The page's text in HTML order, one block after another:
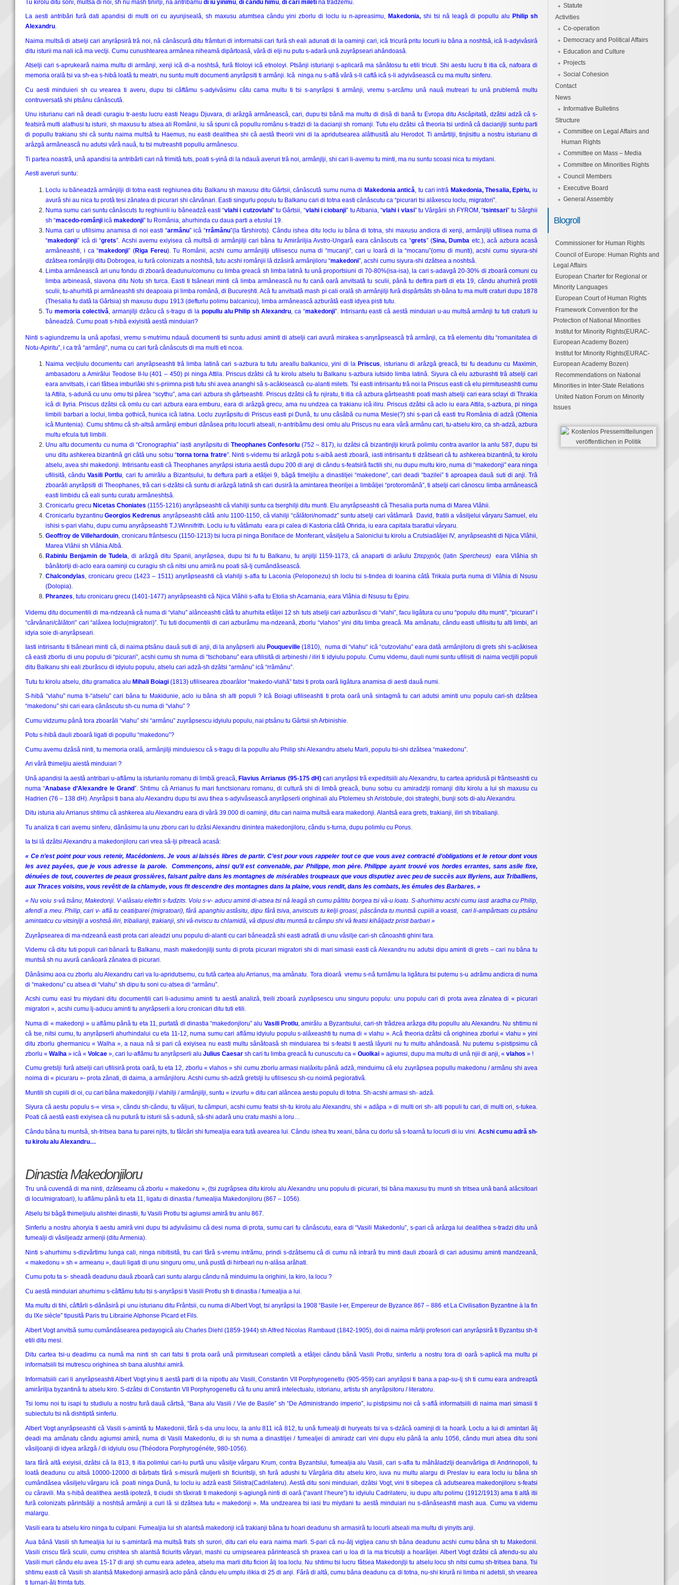
Tu kirolu ditu soni, multsâ di noi, sh nu mash tinirlji, nâ antribămudi iu yinimu,di cându himu,di cari mileti nâ trâdzemu.
La aesti antribări furâ dati apandisi di multi ori cu ayunjisealâ, sh maxusu atumtsea cându yini zborlu di loclu iu n-apreasimu, Makedonia,shi tsi nâ leagâ di popullu alu Philip sh
Alexandru.
Naima multsâ di atselji cari anyrâpsirâ trâ noi, nâ cânâscurâ ditu frâmturi di informatsii cari furâ sh eali adunati di la oaminji cari, icâ tricurâ pritu locurli iu bâna a noshtsâ, icâ li-adyivâsirâ
ditu isturii ma nali icâ ma veclji. Cumu cunushtearea armânea niheamâ dipârtoasâ, vârâ di elji nu putu s-adarâ unâ zuyrâpseari ahândoasâ.
Atselji cari s-aprukearâ naima multu di armânji, xenji icâ di-a noshtsâ, furâ filoloyi icâ etnoloyi. Ptsânji isturianji s-aplicarâ ma sânâtosu tu etili tricuti. Shi aestu lucru ti itia câ, nafoara di
memoria oralâ tsi va sh-ea s-hibâ loatâ tu meatri, nu suntu multi documenti anyrâpsiti ti armânji. Icâ ninga nu s-află vârâ s-li caftâ icâ s-li adyivâseascâ cu ma multu sinferu.
Cu aesti minduieri sh cu vrearea ti averu, dupu tsi câftămu s-adyivâsimu câtu cama multu ti tsi s-anyrâpsi ti armânji, vremu s-arcămu unâ nauâ mutreari tu unâ prublemâ multu
contruversatâ shi ptsânu cânâscutâ.
Unu isturianu cari nâ deadi curagiu tr-aestu lucru easti Neagu Djuvara, di arâzgâ armâneascâ, cari, dupu tsi bână ma multu di disâ di banâ tu Evropa ditu Ascâpitatâ, dzâtsi adzâ câ s-
featsirâ multi alathusi tu isturii, sh maxusu tu atsea ali Românii, iu sâ spuni câ popullu românu s-tradzi di la dacianji sh romanji. Tutu elu dzâtsi câ theoria tsi urdinâ câ dacianjlji suntu parti
di popullu trakianu shi câ suntu naima multsâ tu Haemus, nu easti dealithea shi câ aestâ theorii vini di la apridutsearea alâthusitâ alu Herodot. Ti amârtilji, tinjisitlu a nostru isturianu di
arâzgâ armâneascâ nu adutsi vârâ nauâ, tu tsi mutreashti popullu armânescu.
Ti partea noastrâ, unâ apandisi la antribărli cari nâ frimitâ tuts, poati s-yinâ di la ndauâ averuri trâ noi, armânjlji, shi cari li-avemu tu minti, ma nu suntu scoasi nica tu miydani.
Aesti averuri suntu:
Loclu iu băneadză armânjilji di totna easti reghiunea ditu Balkanu sh maxusu ditu Gârtsii, cânâscutâ sumu numa di Makedonia anticâ , tu cari intrâ Makedonia, Thesalia, Epirlu, iu
avurâ shi au nica tu protâ tesi zânatea di picurari shi cârvânari. Easti singurlu populu tu Balkanu cari di totna easti cânâscutu ca “picurari tsi alâxescu loclu, migratori”.
Numa sumu cari suntu cânâscuts tu reghiunli iu bâneadzâ easti “vlahi i cutzovlahi” tu Gârtsii, “vlahi i ciobanji” tu Albania, “vlahi i vlasi” tu Vârgârii sh FYROM, “tsintsari” tu Sârghii
sh “macedo-românji icâmakedonji” tu România, ahurhinda cu daua parti a etuslui 19.
Numa cari u ufilisimu anamisa di noi easti “armânu” icâ “rrâmânu”(la fârshirots). Cându ishea ditu loclu iu bâna di totna, shi maxusu andicra di xenji, armânjilji ufilisea numa di
“makedonji” icâ di “grets”. Acshi avemu exiyisea câ multsâ di armânjilji cari bâna tu Amirâriljia Avstro-Ungarâ eara cânâscuts ca “grets” (Sina, Dumba etc.), acâ azbura acasâ
armâneashti, i ca “makedonji” (Riga Fereu). Tu Românii, acshi cumu armânjilji ufilisescu numa di “mucanji”, cari u loarâ di la “mocanu”(omu di munti), acshi cumu siyura-shi
dzâtsea românjilji ditu Dobrogea, iu furâ colonizats a noshtsâ, tutu acshi românjii lâ dzâsirâ armânjiloru “makedoni”, acshi cumu siyura-shi dzâtsea a noshtsâ.
Limba armâneascâ ari unu fondu di zboarâ deadunu/comunu cu limba greacâ sh limba latinâ tu unâ proportsiuni di 70-80%(isa-isa), la cari s-adavgâ 20-30% di zboarâ comuni cu
limba arbineasâ, slavona ditu Notu sh turca. Easti ti tsâneari minti câ limba armâneascâ nu fu canâ oarâ anvitsatâ tu sculii, pânâ tu deftira parti di eta 19, cându ahurhirâ protili
sculii, tu-ahurhitâ pi armâneashti shi deapoaia pi limba românâ, di Bucureshti. Acâ fu anvitsatâ mash pi cali oralâ sh armânjilji furâ dispârtsâts sh-bâna tu ma multi craturi dupu 1878
(Thesalia fu datâ la Gârtsia) sh maxusu dupu 1913 (defturlu polimu balcanicu), limba armâneascâ azburâtâ easti idyea pisti tutu.
Tu memoria colectivâ , armanjilji dzâcu câ s-tragu di la popullu alu Philip sh Alexandru , ca “makedonji”. Intirisantu easti câ aestâ minduiari u-au multsâ armânji tu tuti craturli iu
bâneadzâ. Cumu poati s-hibâ exiyisitâ aestâ minduiari?
Ninti s-agiundzemu la unâ apofasi, vremu s-mutrimu ndauâ documenti tsi suntu adusi aminti di atselji cari avurâ mirakea s-anyrâpseascâ trâ armânji, ca trâ elementu ditu “romanitatea di
Notu-Apiritu”, i ca trâ “armânji”, numa cu cari furâ cânâscuts di ma multi eti ncoa.
Naima vecljiulu documentu cari anyrâpseashti trâ limba latinâ cari s-azbura tu tutu areallu balkanicu, yini di laPriscus, isturianu di arâzgâ greacâ, tsi fu deadunu cu Maximin,
ambasadoru a Amirălui Teodose II-lu (401 – 450) pi ninga Attila. Priscus dzâtsi câ tu kirolu atselu tu Balkanu s-azbura iutsido limba latinâ. Siyura câ elu azburashti trâ atselji cari
eara anvitsats, i cari fâtsea imburlâki shi s-priimna pisti tutu shi avea ananghi sâ s-acâkiseascâ cu-alanti milets. Tsi easti intirisantu trâ noi la Priscus easti câ elu pirmituseashti cumu
la Attila, s-adună cu unu omu tsi pârea “scythu”, ama cari azbura sh gârtseashti. Priscus dzâtsi câ fu njiratu, ti itia câ azbura gârtseashti poati mash atselji cari eara sclayi di Thrakia
icâ di Ilyria. Priscus dzâtsi câ omlu cu cari azbura eara emburu, eara di arâzgâ grecu, ama nu undzea ca trakianu icâ iliru. Priscus dzâtsi câ aclo iu eara Attila, s-azbura, pi ninga
limbili barbari a loclui, limba gothicâ, hunica icâ latina. Loclu zuyrâpsitu di Priscus easti pi Dunâ, tu unu câsâbă cu numa Mesie(?) shi s-pari câ easti tru România di adzâ (Oltenia
icâ Muntenia). Cumu shtimu câ sh-altsâ armânji emburi dânâsea pritu locurli atseali, n-antribămu desi omlu alu Priscus nu eara vârâ armânu cari, tu-atselu kiro, ca sh-adzâ, azbura
multu efcula tuti limbili.
Unu altu documentu cu numa di “Cronographia” iasti anyrâpsitu di Theophanes Confesorlu (752 – 817), iu dzâtsi câ bizantinjlji kirurâ polimlu contra avarilor la anlu 587, dupu tsi
unu ditu ashkerea bizantinâ gri câtâ unu sotsu “torna torna fratre”. Ninti s-videmu tsi arâzgâ potu s-aibâ aesti zboarâ, iasti intirisantu ti dzâtseari câ tu ashkerea bizantinâ, tu kirolu
atselu, avea shi makedonji. Intirisantu easti câ Theophanes anyrâpsi isturia aestâ dupu 200 di anji di cându s-featsirâ factili shi, nu dupu multu kiro, numa di “makedonji” eara ninga
ufilisitâ, cânduVasili Portlu, cari fu amirălu a Bizantsului, tu deftura parti a etâljei 9, bâgă timeljilu a dinastiljei “makedone”, cari deadi “bazilei” ti aproapea dauâ suti di anji. Trâ
zboarâli anyrâpsiti di Theophanes, trâ cari s-dzâtsi câ suntu di arâzgâ latinâ sh cari dusirâ la amintarea theoriljei a limbâljei “protoromânâ”, ti atselji cari cânoscu limba armâneascâ
easti limbidu câ eali suntu curatu armâneshtsâ.
Cronicarlu grecuNicetas Choniates (1155-1216) anyrâpseashti câ vlahilji suntu ca tserghilji ditu munti. Elu anyrâpseashti câ Thesalia purta numa di Marea Vlâhii.
Cronicarlu byzantinuGeorgios Kedrenus anyrâpseashti câtâ anlu 1100-1150, câ vlahilji “călători/nomadz” suntu atselji cari vâtâmarâ David, fratili a vâsiljelui vâryaru Samuel, elu
ishisi s-pari vlahu, dupu cumu anyrâpseashti T.J.Winnifrith. Loclu iu fu vâtâmatu eara pi calea di Kastoria câtâ Ohrida, iu eara capitala tsaratlui vâryaru.
Geoffroy de Villehardouin, cronicaru frântsescu (1150-1213) tsi lucra pi ninga Boniface de Monferant, vâsiljelu a Saloniclui tu kirolu a Crutsiadâljei IV, anyrâpseashti di Njica Vlâhii,
Marea Vlâhii sh Vlâhia Albâ.
Rabinlu Benjamin de Tudela, di arâzgâ ditu Spanii, anyrâpsea, dupu tsi fu tu Balkanu, tu anjilji 1159-1173, câ anaparti di arâulu Σπερχειός (latin Spercheus)eara Vlâhia sh
bânâtorlji di-aclo eara oaminji cu curagiu sh câ nitsi unu amiră nu poati sâ-lj cumândâseascâ.
Chalcondylas, cronicaru grecu (1423 – 1511) anyrâpseashti câ vlahilji s-afla tu Laconia (Peloponezu) sh loclu tsi s-tindea di Ioanina câtâ Trikala purta numa di Vlâhia di Nsusu
(Dolopia).
Phranzes, tutu cronicaru grecu (1401-1477) anyrâpseashti câ Njica Vlâhii s-afla tu Etolia sh Acarnania, eara Vlâhia di Nsusu tu Epiru.
Videmu ditu documentili di ma-ndzeanâ câ numa di “vlahu” alânceashti câtâ tu ahurhita etâljei 12 sh tuts atselji cari azburăscu di “vlahi”, facu ligâtura cu unu “populu ditu munti”, “picurari” i
“cârvânari/călători” cari “alâxea loclu(migratori)”. Tu tuti documentili di cari azburâmu ma-ndzeanâ, zborlu “vlahos” yini ditu limba greacâ. Ma amânatu, cându easti ufilisitu tu alti limbi, ari
idyia soie di-anyrâpseari.
Iasti intirisantu ti tsâneari minti câ, di naima ptsânu dauâ suti di anji, di la anyâpserli alu Pouqueville(1810), numa di “vlahu“ icâ “cutzovlahu” eara datâ armânjiloru di grets shi s-acâkisea
câ easti zborlu di unu populu di “picurari”, acshi cumu sh numa di “tschobanu” eara ufilisitâ di arbineshi / iliri ti idyiulu populu. Cumu videmu, dauli numi suntu ufilisiti di naima vecljili populi
ditu Balkanu shi eali zburăscu di idyiulu populu, atselu cari adzâ-sh dzâtsi “armânu” icâ “rrâmânu”.
Tutu tu kirolu atselu, ditu gramatica alu Mihali Boiagi (1813) ufilisearea zboarâlor “makedo-vlahă” fatsi ti prota oarâ ligâtura anamisa di aesti dauâ numi.
S-hibâ “vlahu” numa ti-“atselu” cari bâna tu Makidunie, aclo iu bâna sh alti populi ? Icâ Boiagi ufiliseashti ti prota oarâ unâ sintagmâ tu cari adutsi aminti unu populu cari-sh dzâtsea
“makedonu” shi cari eara cânâscutu sh-cu numa di “vlahu” ?
Cumu vidzumu pânâ tora zboarâli “vlahu” shi “armânu” zuyrâpsescu idyiulu populu, nai ptsânu tu Gârtsii sh Arbinishie.
Potu s-hibâ dauli zboarâ ligati di popullu “makedonu”?
Cumu avemu dzâsâ ninti, tu memoria oralâ, armânjilji minduiescu câ s-tragu di la popullu alu Philip shi Alexandru atselu Marli, populu tsi-shi dzâtsea “makedonu”.
Ari vârâ thimeljiu aiestâ minduiari ?
Unâ apandisi la aestâ antribari u-aflămu la isturianlu romanu di limbă greacâ, Flavius Arrianus (95-175 dH)cari anyrâpsi trâ expeditsiili alu Alexandru, tu cartea apridusâ pi frântseashti cu
numa “Anabase d’Alexandre le Grand”. Shtimu câ Arrianus fu mari functsionaru romanu, di culturâ shi di limbâ greacâ, bunu sotsu cu amiradzlji romanji ditu kirolu a lui sh maxusu cu
Hadrien (76 – 138 dH). Anyrâpsi ti bana alu Alexandru dupu tsi avu tihea s-adyivâseascâ anyrâpserli orighinali alu Ptolemeu sh Aristobule, doi strateghi, bunji sots di-alu Alexandru.
Ditu isturia alu Arrianus shtimu câ ashkerea alu Alexandru eara di vârâ 39.000 di oaminji, ditu cari naima multsâ eara makedonji. Alantsâ eara grets, trakianji, iliri sh tribalianji.
Tu analiza ti cari avemu sinferu, dânâsimu la unu zboru cari lu dzâsi Alexandru dinintea makedonjiloru, cându s-turna, dupu polimlu cu Porus.
Ia tsi lâ dzâtsi Alexandru a makedonjiloru cari vrea sâ-lji pitreacâ acasâ:
« Ce n’est point pour vous retenir, Macédoniens. Je vous ai laissés libres de partir. C’est pour vous rappeler tout ce que vous avez contracté d’obligations et le retour dont vous
les avez payées, que je vous adresse la parole. Commençons, ainsi qu’il est convenable, par Philippe, mon père. Philippe ayant trouvé vos hordes errantes, sans asile fixe,
dénuées de tout, couvertes de peaux grossières, faisant paître dans les montagnes de misérables troupeaux que vous disputiez avec peu de succès aux Illyriens, aux Triballiens,
aux Thraces voisins, vous revêtit de la chlamyde, vous fit descendre des montagnes dans la plaine, vous rendit, dans les combats, les émules des Barbares. »
« Nu voiu s-vâ tsânu, Makedonji. V-alâsaiu eleftiri s-fudzits. Voiu s-v- aducu aminti di-atsea tsi nâ leagâ sh cumu pâltitu borgea tsi vâ-u loatu. S-ahurhimu acshi cumu iasti aradha cu Philip,
afendi a meu. Philip, cari v- află tu ceati/parei (migratoari), fârâ apanghiu astâsitu, dipu fârâ tsiva, anviscuts tu kelji groasi, pâscânda tu muntsâ cupiili a voasti, cari li-ampârtsats cu ptsânu
amintaticu cu vitsinjlji a voshtsâ iliri, tribalianji, trakianji, shi vâ-nviscu tu chlamidâ, vâ dipusi ditu muntsâ tu câmpu shi vâ featsi kihâljadz pristi barbari »
Zuyrâpsearea di ma-ndzeanâ easti prota cari aleadzi unu populu di-alanti cu cari bâneadzâ shi easti adratâ di unu vâsilje cari-sh cânoashti ghini fara.
Videmu câ ditu tuti populi cari bânarâ tu Balkanu, mash makedonjilji suntu di prota picurari migratori shi di mari simasii easti câ Alexandru nu adutsi dipu aminti di grets – cari nu bâna tu
muntsâ sh nu avurâ canâoarâ zânatea di picurari.
Dânâsimu aoa cu zborlu alu Alexandru cari va lu-apridutsemu, cu tutâ cartea alu Arrianus, ma amânatu. Tora dioarâ vremu s-nâ turnămu la ligâtura tsi putemu s-u adrămu andicra di numa
di “makedonu” cu atsea di “vlahu” sh dipu tu soni cu-atsea di “armânu”.
Acshi cumu easi tru miydani ditu documentili cari li-adusimu aminti tu aestâ analizâ, treili zboarâ zuyrâpsescu unu singuru populu: unu populu cari di prota avea zânatea di « picurari
migratori », acshi cumu lj-aducu aminti tu anyrâpserli a loru cronicari ditu tuti etili.
Numa di « makedonji » u aflǎmu pânâ tu eta 11, purtatâ di dinastia “makedonjloru” alu Vasili Protlu, amirălu a Byzantsului, cari-sh trâdzea arâzga ditu popullu alu Alexandru. Nu shtimu ni
câ tse, nitsi cumu, tu anyrâpserli ahurhindalui cu eta 11-12, numa sumu cari aflămu idyiulu populu s-alâxeashti tu numa di « vlahu ». Acâ theoria dzâtsi câ orighinea zborlui « vlahu » yini
ditu zborlu ghermanicu « Walha », a naua nâ si pari câ exiyisea nu easti multu sânâtoasâ sh minduiarea tsi s-featsi ti aestâ lâyurii nu fu multu ahândoasâ. Nu putemu s-pistipsimu câ
zborlu «Walha » icâ «Volcae », cari lu-aflămu tu anyrâpserli aluJulius Caesar sh cari tu limba greacâ fu cunuscutu ca «Ouolkai » agiumsi, dupu ma multu di unâ njii di anji, «vlahos » !
Cumu gretslji furâ atselji cari ufilisirâ prota oarâ, tu eta 12, zborlu « vlahos » shi cumu zborlu armasi nialâxitu pânâ adzâ, minduimu câ elu zuyrâpsea popullu makedonu / armânu shi avea
noima di « picuraru »- prota zânati, di daima, a armânjiloru. Acshi cumu sh-adzâ gretslji lu ufilisescu sh-cu noimâ pegiorativâ.
Muntili sh cupiili di oi, cu cari bâna makedonjilji / vlahilji / armânjilji, suntu « izvurlu » ditu cari alâncea aestu populu di totna. Sh-acshi armasi sh- adzâ.
Siyura câ aestu populu s-« virsa », cându sh-cându, tu văljuri, tu câmpuri, acshi cumu featsi sh-tu kirolu alu Alexandru, shi « adâpa » di multi ori sh- alti populi tu cari, di multi ori, s-tukea.
Poati câ aestâ easti exiyisea câ nu puturâ tu isturii sâ s-adunâ, sâ-shi adarâ unu cratu mashi a loru…
Cându bâna tu muntsâ, sh-tritsea bana tu parei njits, tu fâlcări shi fumealjia eara tutâ avearea lui. Cându ishea tru xeani, bâna cu dorlu sâ s-toarnâ tu locurli di iu vini. Acshi cumu adră sh-
tu kirolu alu Alexandru…
Dinastia Makedonjiloru
Tru unâ cuvendǎ di ma ninti, dzâtseamu câ zborlu « makedonu », (tsi zugrâpsea ditu kirolu alu Alexandru unu populu di picurari, tsi bâna maxusu tru munti sh tritsea unâ banǎ alâcsitoari
di locu/migratoari), lu aflămu pânâ tu eta 11, ligatu di dinastia / fumealjia Makedonjiloru (867 – 1056).
Atselu tsi bâgǎ thimeljiulu alishtei dinastii, fu Vasili Protlu tsi agiumsi amirǎ tru anlu 867.
Sinferlu a nostru ahoryia ti aestu amirǎ vini dupu tsi adyivâsimu câ desi numa di prota, sumu cari fu cânâscutu, eara di “Vasili Makedonlu”, s-pari câ arâzga lui dealithea s-tradzi ditu unâ
fumealji di vâsiljeadz armenji (ditu Armenia).
Ninti s-ahurhimu s-dizvârtimu lunga cali, ninga nibitisitâ, tru cari fârâ s-vremu intrămu, prindi s-dzâtsemu câ di cumu nâ intrarâ tru minti dauli zboarâ di cari adusimu aminti mandzeanâ,
« makedonu » sh « armeanu », dauli ligati di unu singuru omu, unâ pustâ di hirbeari nu n-alâsa arâhati.
Cumu potu ta s- sheadâ deadunu dauâ zboarâ cari suntu alargu cându nâ minduimu la orighini, la kiro, la locu ?
Cu aestâ minduiari ahurhimu s-câftămu tutu tsi s-anyrâpsi ti Vasili Protlu sh ti dinastia / fumealjia a lui.
Ma multu di tihi, câftǎrli s-dânâsirâ pi unu isturianu ditu Frântsii, cu numa di Albert Vogt, tsi anyrâpsi la 1908 “Basile I-er, Empereur de Byzance 867 – 886 et La Civilisation Byzantine à la fin
du IXe siècle” tipusitâ Paris tru Librairie Alphonse Picard et Fils.
Albert Vogt anvitsǎ sumu cumândâsearea pedayogicâ alu Charles Diehl (1859-1944) sh Alfred Nicolas Rambaud (1842-1905), doi di naima mǎrlji profesori cari anyrâpsirâ ti Byzantsu sh-ti
etili ditu mesi.
Ditu cartea tsi-u deadimu ca numâ ma ninti sh cari fatsi ti prota oarâ unâ pirmituseari completâ a etâljei cându bânǎ Vasili Protlu, sinferlu a nostru tora di oarâ s-aplicǎ ma multu pi
informatsiili tsi mutrescu orighinea sh bana alushtui amirǎ.
Informatsiili cari li anyrâpseashti Albert Vogt yinu ti aestâ parti di la nipotlu alu Vasili, Constantin VII Porphyrogenetlu (905-959) cari anyrâpsi ti bana a pap-su-lj sh ti cumu eara andreaptâ
amirâriljia byzantinâ tu atselu kiro. S-dzâtsi di Constantin VII Porphyrogenetlu câ fu unu amirǎ intelectualu, istorianu, artistu sh anyrâpsitoru / literatoru.
Tsi lomu noi tu isapi tu studiulu a nostru furâ dauâ cǎrtsâ, “Bana alu Vasili / Vie de Basile” sh “De Administrando imperio”, iu pistipsimu noi câ s-aflâ informatsiili di naima mari simasii ti
subiectulu tsi nâ dishtiptǎ sinferlu.
Albert Vogt anyrâpseashti cǎ Vasili s-amintǎ tu Makedonii, fârǎ s-da unu locu, la anlu 811 icâ 812, tu unâ fumealji di huryeats tsi va s-dzâcâ oaminji di la hoarâ. Loclu a lui di amintari âlj
deadi ma amânatu cându agiumsi amirǎ, numa di Vasili Makedonlu, di iu sh numa a dinastiljei / fumealjei di amiradz cari vini dupu elu pânâ la anlu 1056, cându muri atsea ditu soni
vâsiljoanji di idyea arâzgâ / di idyiulu osu (Théodora Porphyrogénéte, 980-1056).
Iara fârâ altâ exiyisii, dzâtsi câ la 813, ti itia polimlui cari-lu purtă unu vâsilje vârgaru Krum, contra Byzantslui, fumealjia alu Vasili, cari s-afla tu mâhâladzlji deanvârliga di Andrinopoli, fu
loatâ deadunu cu altsâ 10000-12000 di bârbats fârâ s-misurâ muljerli sh ficiuritslji, sh furâ adushi tu Vârgâria ditu atselu kiro, iuva nu multu alargu di Preslav iu eara loclu iu bâna sh
cumândâsea vâsiljelu vârgaru icâ poati ninga Dunâ, tu loclu iu adzâ easti Silistra(Cadrilateru). Aestâ ditu soni minduiari, dzâtsi Vogt, vini ti sibepea câ adutsearea makedonjiloru s-featsi
cu câravili. Ma s-hibâ dealithea aestâ ipotezâ, ti ciudii sh tâxirati ti makedonji s-agiungâ ninti di oarâ (“avant l’heure”) tu idyiulu Cadrilateru, iu dupu altu polimu (1912/1913) ama ti altâ itii
furâ colonizats pârintsâlji a noshtsâ armânji a curi lâ si dzâtsea tutu « makedonji ». Ma undzearea tsi iasi tru miydani tu aestâ minduiari nu s-dânâseashti mash aua. Cumu va videmu
malargu.
Vasili eara tu atselu kiro ninga tu culpani. Fumealjia lui sh alantsâ makedonji icâ trakianji bâna tu hoari deadunu sh armasirâ tu locurli atseali ma multu di yinyits anji.
Aua bânǎ Vasili sh fumealjia lui iu s-amintarâ ma multsâ frats sh surori, ditu cari elu eara naima marli. S-pari câ nu-âlj vigljea canu sh bâna deadunu acshi cumu bâna sh tu Makedonii.
Vasili criscu fârâ sculii, cumu crishtea sh alantsâ ficiurits vâryari, mashi cu urnipsearea pârinteascâ sh praxea cari u loa di la ma tricutslji a hoarâljei. Albert Vogt dzâtsi câ afendu-su alu
Vasili muri cându elu avea 15-17 di anji sh cumu eara adetea, atselu ma marli ditu ficiori âlj loa loclu. Nu shtimu tsi lucru fâtsea Makedonjlji tu atselu locu sh nitsi cumu sh-tritsea bana. Tsi
shtimu easti câ Vasili sh alantsâ Makedonji armasirâ aclo pânâ cându elu umplu ilikia di 25 di anji. Fârâ di altâ, cumu bâna deadunu ca di totna, nu-shi kirurâ ni limba ni adetsli, sh vrearea
ti turnari-âlj frimta tuts.
Statute
Activities
Co-operation
Democracy and Political Affairs
Education and Culture
Projects
Social Cohesion
Contact
News
Informative Bulletins
Structure
Committee on Legal Affairs and
Human Rights
Committee on Mass – Media
Committee on Minorities Rights
Council Members
Executive Board
General Assembly
Blogroll
Commissioner for Human Rights
Council of Europe: Human Rights and
Legal Affairs
European Charter for Regional or
Minority Languages
European Court of Human Rights
Framework Convention for the
Protection of National Minorities
Institut for Minority Rights(EURAC-
European Academy Bozen)
Institut for Minority Rights(EURAC-
European Academy Bozen)
Recommendations on National
Minorities in Inter-State Relations
United Nation Forum on Minority
Issues